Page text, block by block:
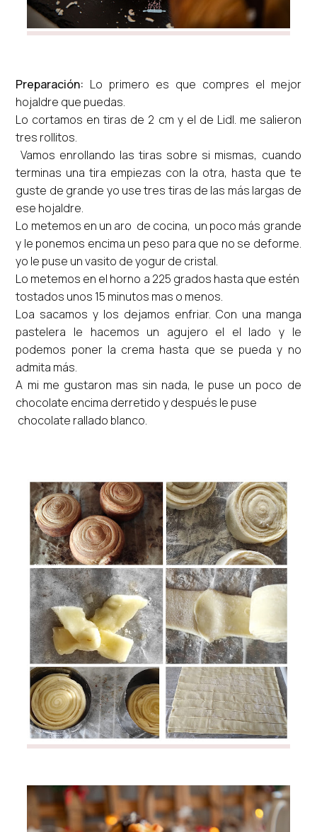
Preparación: Lo primero es que compres el mejor
hojaldre que puedas.
Lo cortamos en tiras de 2 cm y el de Lidl. me salieron
tres rollitos.
Vamos enrollando las tiras sobre si mismas, cuando
terminas una tira empiezas con la otra, hasta que te
guste de grande yo use tres tiras de las más largas de
ese hojaldre.
Lo metemos en un aro de cocina, un poco más grande
y le ponemos encima un peso para que no se deforme.
yo le puse un vasito de yogur de cristal.
Lo metemos en el horno a 225 grados hasta que estén
tostados unos 15 minutos mas o menos.
Loa sacamos y los dejamos enfriar. Con una manga
pastelera le hacemos un agujero el el lado y le
podemos poner la crema hasta que se pueda y no
admita más.
A mi me gustaron mas sin nada, le puse un poco de
chocolate encima derretido y después le puse
chocolate rallado blanco.